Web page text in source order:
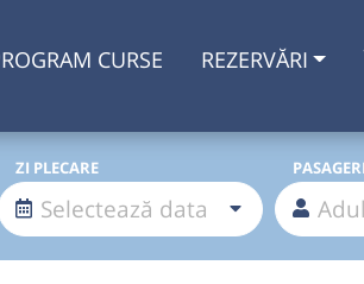
CURSE REZERVĂRI
ZI PLECARE PASAGERI